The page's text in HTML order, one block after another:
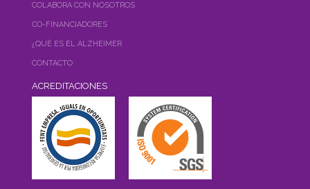
COLABORA CON NOSOTROS
CO-FINANCIADORES
¿QUÉ ES EL ALZHEIMER
CONTACTO
ACREDITACIONES